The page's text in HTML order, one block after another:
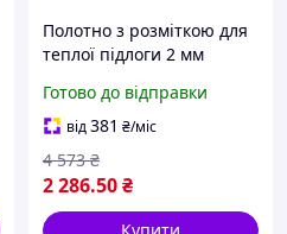
Полотно з розміткою для
теплої підлоги 2 мм
для шумоізоляції та
відбиття тепла
Готово до відправки
від381 ₴/міс
2 286.50₴
4 573 ₴